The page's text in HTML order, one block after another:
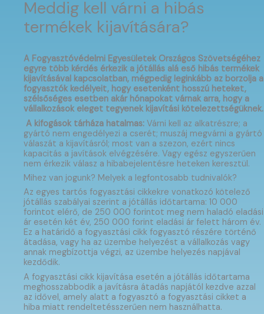
Meddig kell várni a hibás
termékek kijavítására?
A Fogyasztóvédelmi Egyesületek Országos Szövetségéhez
egyre több kérdés érkezik a jótállás alá eső hibás termékek
kijavításával kapcsolatban, mégpedig leginkább az borzolja a
fogyasztók kedélyeit, hogy esetenként hosszú heteket,
szélsőséges esetben akár hónapokat várnak arra, hogy a
vállalkozások eleget tegyenek kijavítási kötelezettségüknek.
A kifogások tárháza hatalmas: Várni kell az alkatrészre; a
gyártó nem engedélyezi a cserét; muszáj megvárni a gyártó
válaszát a kijavításról; most van a szezon, ezért nincs
kapacitás a javítások elvégzésére. Vagy egész egyszerűen
nem érkezik válasz a hibabejelentésre heteken keresztül.
Mihez van jogunk? Melyek a legfontosabb tudnivalók?
Az egyes tartós fogyasztási cikkekre vonatkozó kötelező
jótállás szabályai szerint a jótállás időtartama: 10 000
forintot elérő, de 250 000 forintot meg nem haladó eladási
ár esetén két év, 250 000 forint eladási ár felett három év.
Ez a határidő a fogyasztási cikk fogyasztó részére történő
átadása, vagy ha az üzembe helyezést a vállalkozás vagy
annak megbízottja végzi, az üzembe helyezés napjával
kezdődik.
A fogyasztási cikk kijavítása esetén a jótállás időtartama
meghosszabbodik a javításra átadás napjától kezdve azzal
az idővel, amely alatt a fogyasztó a fogyasztási cikket a
hiba miatt rendeltetésszerűen nem használhatta.